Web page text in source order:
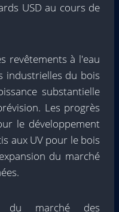
USD au cours de
revêtements à l'eau
industrielles du bois
substantielle
Les progrès
le développement
aux UV pour le bois
du marché
du marché des